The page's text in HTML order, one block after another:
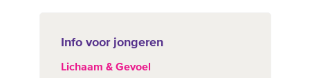
Info voor jongeren
Lichaam & Gevoel